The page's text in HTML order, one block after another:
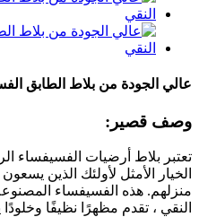
عالي الجودة من بلاط الطابق
وصف قصير:
تعتبر بلاط أرضيات الفسيفساء
الخيار الأمثل لأولئك الذين
منزلهم. هذه الفسيفساء
النقي ، تقدم مظهرًا نظيفًا